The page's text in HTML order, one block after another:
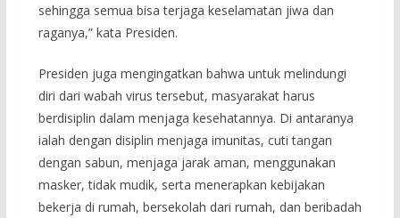
sehingga semua bisa terjaga keselamatan jiwa dan
raganya,” kata Presiden.
Presiden juga mengingatkan bahwa untuk melindungi
diri dari wabah virus tersebut, masyarakat harus
berdisiplin dalam menjaga kesehatannya. Di antaranya
ialah dengan disiplin menjaga imunitas, cuti tangan
dengan sabun, menjaga jarak aman, menggunakan
masker, tidak mudik, serta menerapkan kebijakan
bekerja di rumah, bersekolah dari rumah, dan beribadah